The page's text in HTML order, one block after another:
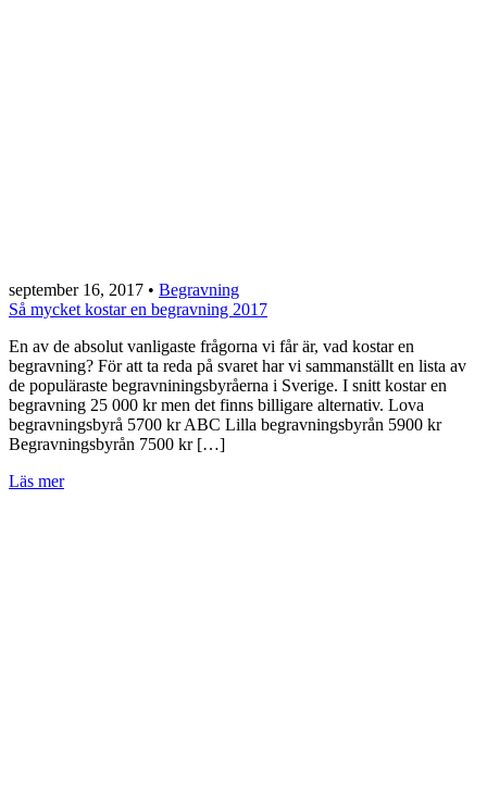
september 16, 2017 • Begravning
Så mycket kostar en begravning 2017
En av de absolut vanligaste frågorna vi får är, vad kostar en
begravning? För att ta reda på svaret har vi sammanställt en lista av
de populäraste begravniningsbyråerna i Sverige. I snitt kostar en
begravning 25 000 kr men det finns billigare alternativ. Lova
begravningsbyrå 5700 kr ABC Lilla begravningsbyrån 5900 kr
Begravningsbyrån 7500 kr […]
Läs mer